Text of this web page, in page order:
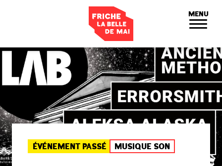
MENU
ÉVÉNEMENT PASSÉ MUSIQUE SON
Panneau de gestion des cookies